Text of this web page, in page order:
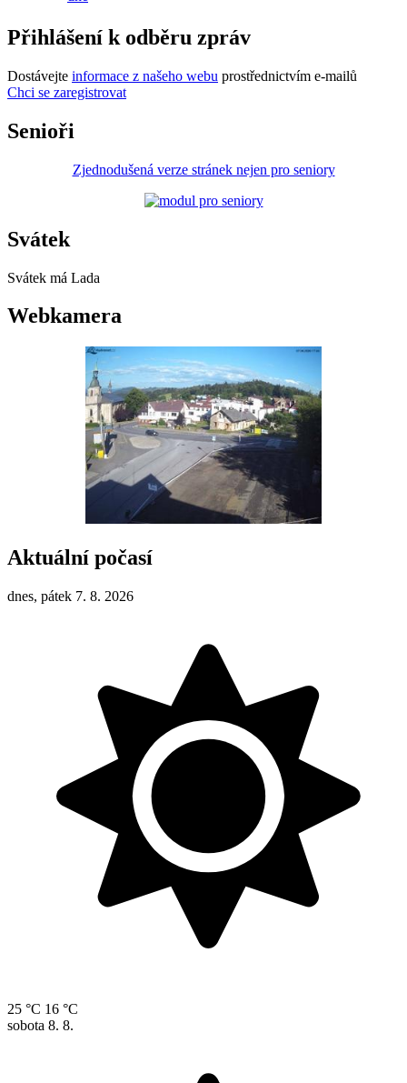
Přihlášení k odběru zpráv
Dostávejte informace z našeho webu prostřednictvím e-mailů
Chci se zaregistrovat
Senioři
Zjednodušená verze stránek nejen pro seniory
Svátek
Svátek má Lada
Webkamera
Aktuální počasí
dnes, pátek 7. 8. 2026
25 °C 16 °C
sobota 8. 8.